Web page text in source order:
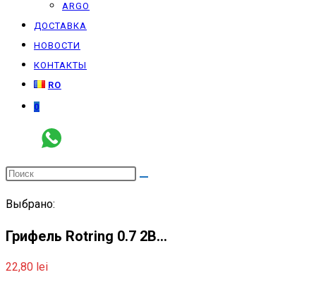
ARGO
ДОСТАВКА
НОВОСТИ
КОНТАКТЫ
RO
0
Выбрано:
Грифель Rotring 0.7 2B…
22,80 lei